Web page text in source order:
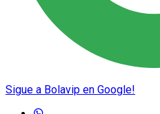
Sigue a Bolavip en Google!